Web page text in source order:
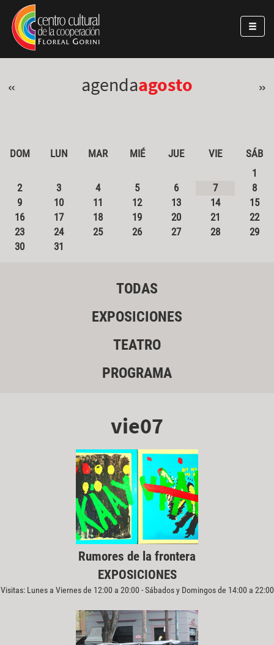
Pasar al contenido principal
Jump to main content
« agendaagosto »
DOM LUN MAR MIÉ JUE VIE
SÁB
1
2
3 4 5 6 7
8
9
10 11 12 13 14
15
16
17 18 19 20 21
22
23
24 25 26 27 28
29
30
31
TODAS
EXPOSICIONES
TEATRO
PROGRAMA
vie07
Rumores de la frontera
EXPOSICIONES
Visitas: Lunes a Viernes de 12:00 a 20:00 - Sábados y Domingos de 14:00 a 22:00